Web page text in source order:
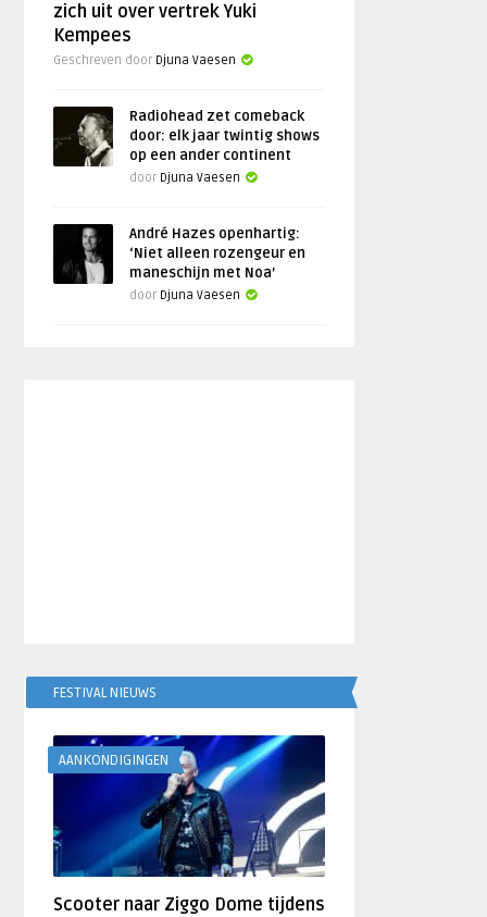
zich uit over vertrek Yuki
Kempees
Geschreven door Djuna Vaesen
Radiohead zet comeback
door: elk jaar twintig shows
op een ander continent
door Djuna Vaesen
André Hazes openhartig:
‘Niet alleen rozengeur en
maneschijn met Noa’
door Djuna Vaesen
FESTIVAL NIEUWS
AANKONDIGINGEN
Scooter naar Ziggo Dome tijdens